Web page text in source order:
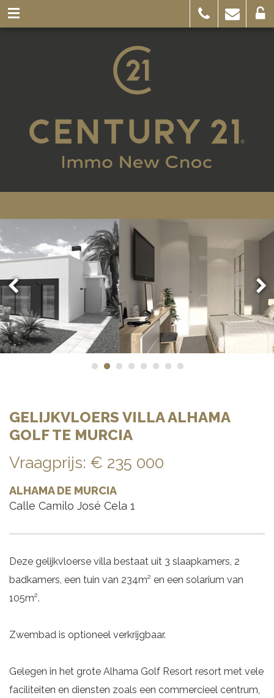
GELIJKVLOERS VILLA ALHAMA
GOLF TE MURCIA
Vraagprijs: € 235 000
ALHAMA DE MURCIA
Calle Camilo José Cela 1
Deze gelijkvloerse villa bestaat uit 3 slaapkamers, 2
badkamers, een tuin van 234m² en een solarium van
105m².
Zwembad is optioneel verkrijgbaar.
Gelegen in het grote Alhama Golf Resort resort met vele
faciliteiten en diensten zoals een commercieel centrum,